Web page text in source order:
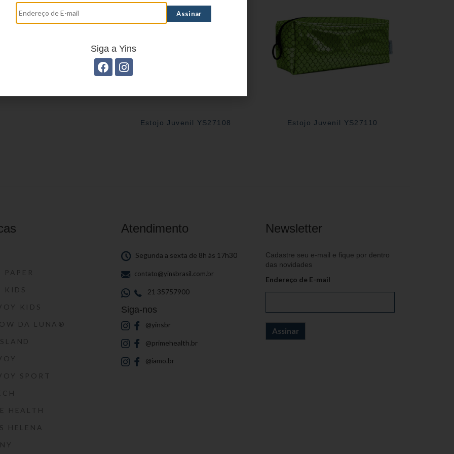
Estojo Juvenil YS27108 Estojo Juvenil YS27110
PAPER
KIDS
KIDS
DA LUNA®
SPORT
HEALTH
HELENA
Atendimento
Segunda a sexta de 8h às 17h30
contato@yinsbrasil.com.br
21 35757900
Siga-nos
@yinsbr
@primehealth.br
@iamo.br
Newsletter
Cadastre seu e-mail e fique por dentro
das novidades
Endereço de E-mail
Siga a Yins